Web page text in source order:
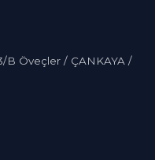
B Öveçler / ÇANKAYA /